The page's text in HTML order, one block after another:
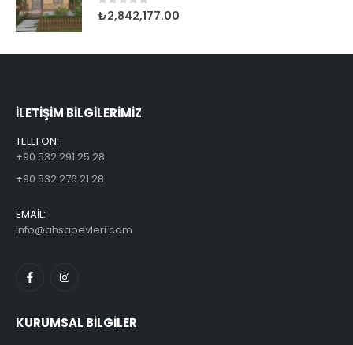
0 5 üzerinden
₺2,842,177.00
ILETİŞİM BİLGİLERİMİZ
TELEFON:
+90 532 291 25 28
+90 532 276 21 28
EMAİL:
info@ahsapevleri.com
KURUMSAL BİLGİLER